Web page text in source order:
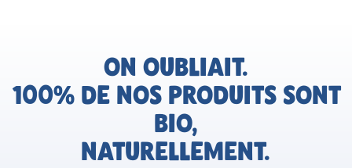
ON OUBLIAIT.
100% DE NOS PRODUITS SONT
BIO,
NATURELLEMENT.